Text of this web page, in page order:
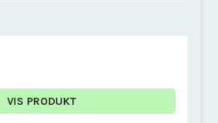
VIS PRODUKT